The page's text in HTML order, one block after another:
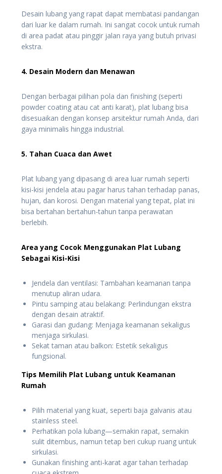
Desain lubang yang rapat dapat membatasi pandangan
dari luar ke dalam rumah. Ini sangat cocok untuk rumah
di area padat atau pinggir jalan raya yang butuh privasi
ekstra.
4. Desain Modern dan Menawan
Dengan berbagai pilihan pola dan finishing (seperti
powder coating atau cat anti karat), plat lubang bisa
disesuaikan dengan konsep arsitektur rumah Anda, dari
gaya minimalis hingga industrial.
5. Tahan Cuaca dan Awet
Plat lubang yang dipasang di area luar rumah seperti
kisi-kisi jendela atau pagar harus tahan terhadap panas,
hujan, dan korosi. Dengan material yang tepat, plat ini
bisa bertahan bertahun-tahun tanpa perawatan
berlebih.
Area yang Cocok Menggunakan Plat Lubang
Sebagai Kisi-Kisi
Jendela dan ventilasi: Tambahan keamanan tanpa
menutup aliran udara.
Pintu samping atau belakang: Perlindungan ekstra
dengan desain atraktif.
Garasi dan gudang: Menjaga keamanan sekaligus
menjaga sirkulasi.
Sekat taman atau balkon: Estetik sekaligus
fungsional.
Tips Memilih Plat Lubang untuk Keamanan
Rumah
Pilih material yang kuat, seperti baja galvanis atau
stainless steel.
Perhatikan pola lubang—semakin rapat, semakin
sulit ditembus, namun tetap beri cukup ruang untuk
sirkulasi.
Gunakan finishing anti-karat agar tahan terhadap